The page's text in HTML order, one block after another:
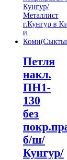
Петля
накл.
ПН1-
130
без
б/ш/
Кунгур/